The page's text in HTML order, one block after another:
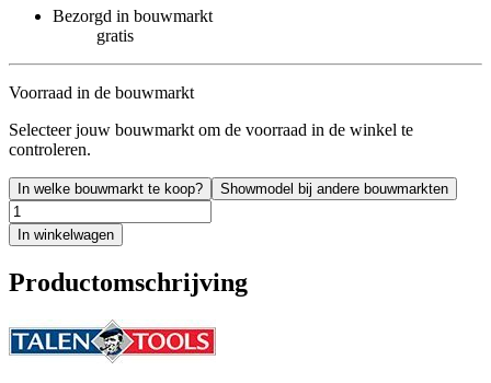
Bezorgd in bouwmarkt
gratis
Voorraad in de bouwmarkt
Selecteer jouw bouwmarkt om de voorraad in de winkel te
controleren.
In welke bouwmarkt te koop? Showmodel bij andere bouwmarkten
In winkelwagen
Productomschrijving